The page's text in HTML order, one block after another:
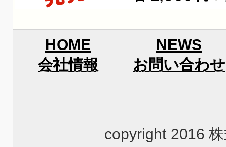
HOME
NEWS
会社情報
お問い合わせ
copyright 2016